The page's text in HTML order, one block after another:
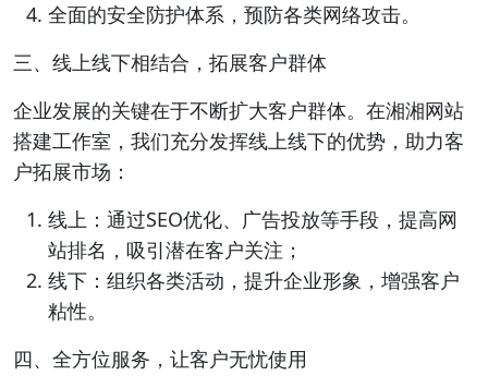
全面的安全防护体系，预防各类网络攻击。
三、线上线下相结合，拓展客户群体
企业发展的关键在于不断扩大客户群体。在湘湘网站
搭建工作室，我们充分发挥线上线下的优势，助力客
户拓展市场：
线上：通过SEO优化、广告投放等手段，提高网
站排名，吸引潜在客户关注；
线下：组织各类活动，提升企业形象，增强客户
粘性。
四、全方位服务，让客户无忧使用